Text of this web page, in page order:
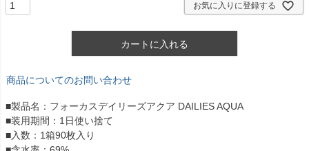
お気に入りに登録する
カートに入れる
商品についてのお問い合わせ
■製品名：フォーカスデイリーズアクア DAILIES AQUA
■装用期間：1日使い捨て
■入数：1箱90枚入り